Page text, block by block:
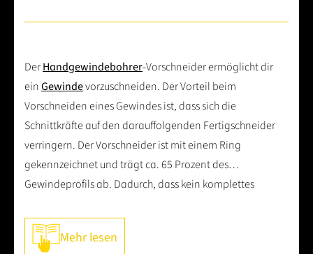
DerHandgewindebohrer-Vorschneider ermöglicht dir
einGewindevorzuschneiden. Der Vorteil beim
Vorschneiden eines Gewindes ist, dass sich die
Schnittkräfte auf den darauffolgenden Fertigschneider
verringern. Der Vorschneider ist mit einem Ring
gekennzeichnet und trägt ca. 65 Prozent des
Gewindeprofils ab. Dadurch, dass kein komplettes
nicht nutzbar. Erst wenn der Fertigschneider im letzten
Prozess dasGewinde
Mehr lesen